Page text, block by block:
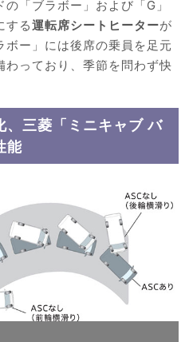
「ブラボー」および「G」
する運転席シートヒーターが
ー」には後席の乗員を足元
っており、季節を問わず快
、三菱「ミニキャブ バ
能